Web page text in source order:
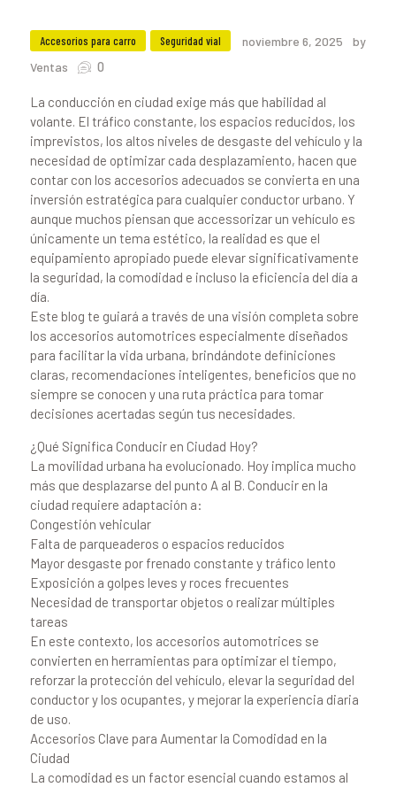
Accesorios para carro Seguridad vial noviembre 6, 2025
by
Ventas
0
La conducción en ciudad exige más que habilidad al
volante. El tráfico constante, los espacios reducidos, los
imprevistos, los altos niveles de desgaste del vehículo y la
necesidad de optimizar cada desplazamiento, hacen que
contar con los accesorios adecuados se convierta en una
inversión estratégica para cualquier conductor urbano. Y
aunque muchos piensan que accessorizar un vehículo es
únicamente un tema estético, la realidad es que el
equipamiento apropiado puede elevar significativamente
la seguridad, la comodidad e incluso la eficiencia del día a
día.
Este blog te guiará a través de una visión completa sobre
los accesorios automotrices especialmente diseñados
para facilitar la vida urbana, brindándote definiciones
claras, recomendaciones inteligentes, beneficios que no
siempre se conocen y una ruta práctica para tomar
decisiones acertadas según tus necesidades.
¿Qué Significa Conducir en Ciudad Hoy?
La movilidad urbana ha evolucionado. Hoy implica mucho
más que desplazarse del punto A al B. Conducir en la
ciudad requiere adaptación a:
Congestión vehicular
Falta de parqueaderos o espacios reducidos
Mayor desgaste por frenado constante y tráfico lento
Exposición a golpes leves y roces frecuentes
Necesidad de transportar objetos o realizar múltiples
tareas
En este contexto, los accesorios automotrices se
convierten en herramientas para optimizar el tiempo,
reforzar la protección del vehículo, elevar la seguridad del
conductor y los ocupantes, y mejorar la experiencia diaria
de uso.
Accesorios Clave para Aumentar la Comodidad en la
Ciudad
La comodidad es un factor esencial cuando estamos al